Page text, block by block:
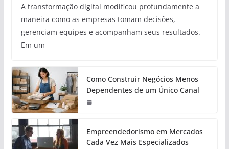
A transformação digital modificou profundamente a
maneira como as empresas tomam decisões,
gerenciam equipes e acompanham seus resultados.
Em um
Como Construir Negócios Menos
Dependentes de um Único Canal
Empreendedorismo em Mercados
Cada Vez Mais Especializados